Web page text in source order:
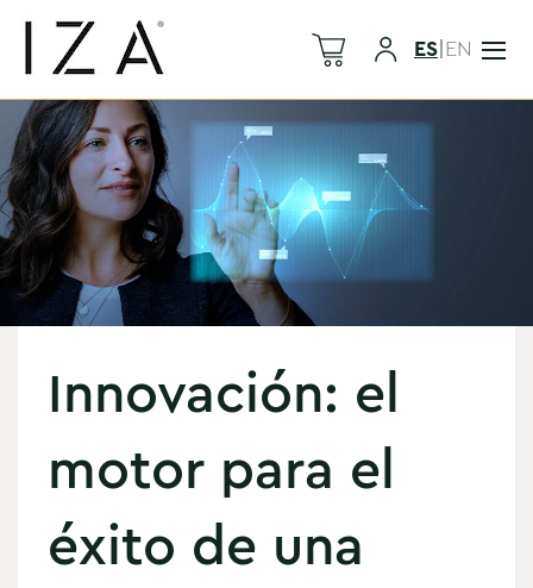
ES|EN
Innovación: el
motor para el
éxito de una